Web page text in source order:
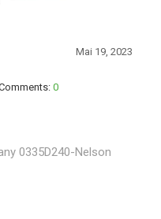
Mai 19, 2023
0
0335D240-Nelson